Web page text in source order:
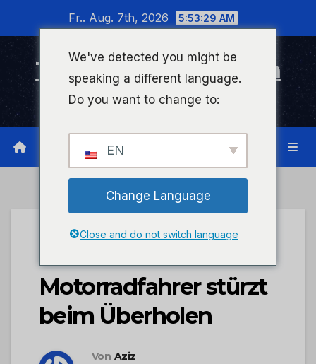
wechseln
Fr.. Aug. 7th, 2026 5:53:29 AM
Timeline Bad Kreuznach
Infonetzwerk für Bad Kreuznach
UNCATEGORIZED
POL-PIKIR:
Motorradfahrer stürzt
beim Überholen
Von Aziz
We've detected you might be
speaking a different language.
Do you want to change to:
EN
Change Language
Close and do not switch language